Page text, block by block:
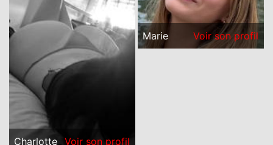
Charlotte_ Voir son profil
Marie Voir son profil